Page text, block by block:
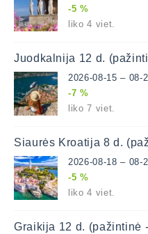
-5 %
liko 4 viet.
Juodkalnija 12 d.
2026-08-15 – 08-
-7 %
liko 7 viet.
Šiaurės Kroatija 8 d.
2026-08-18 – 08-
-5 %
liko 4 viet.
Graikija 12 d. (pažintinė